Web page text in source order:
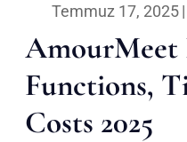
Temmuz 17, 2025|
AmourMeet
Functions,
Costs 2025